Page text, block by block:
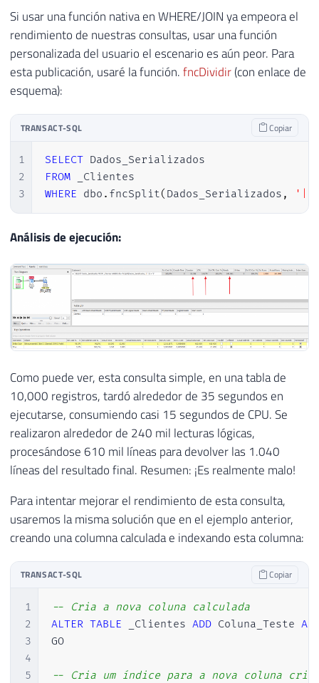
Si usar una función nativa en WHERE/JOIN ya empeora el
rendimiento de nuestras consultas, usar una función
personalizada del usuario el escenario es aún peor. Para
esta publicación, usaré la función.fncDividir(con enlace de
esquema):
TRANSACT-SQL Copiar
1
2
3
SELECT
FROM
WHERE dbo . fncSplit( Dados_Serializados , '|'
Análisis de ejecución:
Como puede ver, esta consulta simple, en una tabla de
10,000 registros, tardó alrededor de 35 segundos en
ejecutarse, consumiendo casi 15 segundos de CPU. Se
realizaron alrededor de 240 mil lecturas lógicas,
procesándose 610 mil líneas para devolver las 1.040
líneas del resultado final. Resumen: ¡Es realmente malo!
Para intentar mejorar el rendimiento de esta consulta,
usaremos la misma solución que en el ejemplo anterior,
creando una columna calculada e indexando esta columna:
TRANSACT-SQL Copiar
1
2
3
4
5
-- Cria a nova coluna calculada
ALTER TABLE _Clientes ADD Coluna_Teste AS
GO
-- Cria um índice para a nova coluna